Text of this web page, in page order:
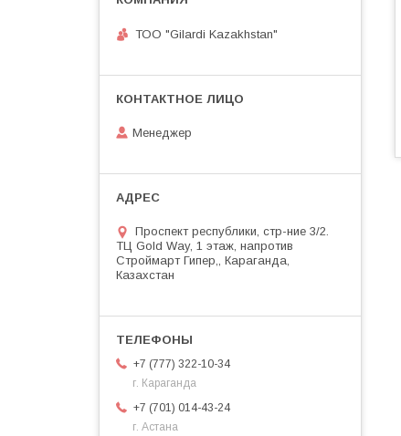
ТОО "Gilardi Kazakhstan"
Менеджер
Проспект республики, стр-ние 3/2.
ТЦ Gold Way, 1 этаж, напротив
Строймарт Гипер,, Караганда,
Казахстан
+7 (777) 322-10-34
г. Караганда
+7 (701) 014-43-24
г. Астана